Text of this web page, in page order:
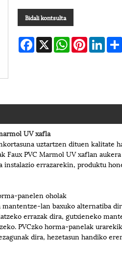
Bidali kontsulta
Facebook
X WhatsAppPinterest
UV xafla
uztartzen dituen kalitate
Faux PVC Marmol UV xaflan
errazarekin, produktu
panelen oholak
lan baxuko alternatiba
errazak dira, gutxieneko
PVCzko horma-panelak
dira, hezetasun handiko